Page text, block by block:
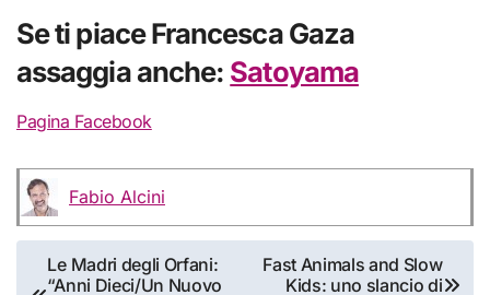
Se ti piace Francesca Gaza
assaggia anche: Satoyama
Pagina Facebook
Fabio Alcini
Navigazione
Le Madri degli Orfani:
“Anni Dieci/Un Nuovo
Fast Animals and Slow
Kids: uno slancio di